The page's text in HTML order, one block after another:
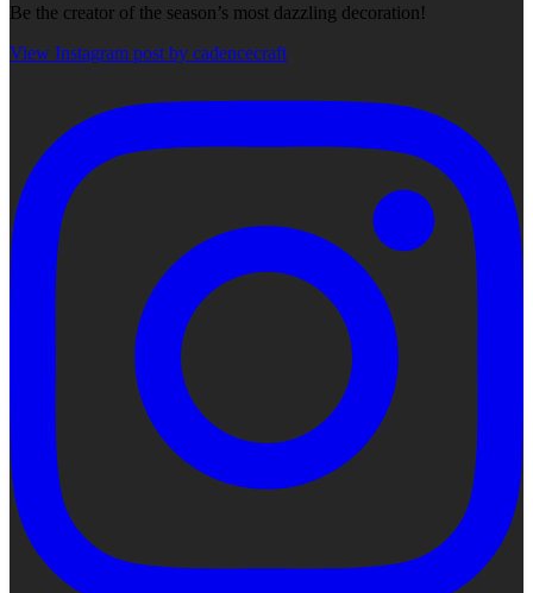
Be the creator of the season’s most dazzling decoration!
View Instagram post by cadencecraft